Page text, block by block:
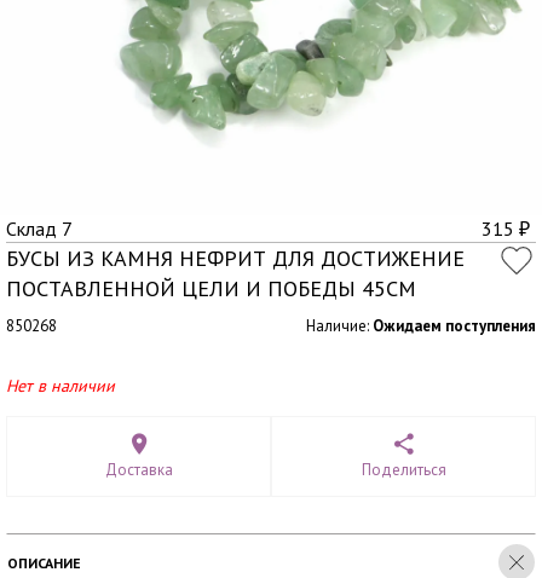
Склад 7 315 ₽
БУСЫ ИЗ КАМНЯ НЕФРИТ ДЛЯ ДОСТИЖЕНИЕ
ПОСТАВЛЕННОЙ ЦЕЛИ И ПОБЕДЫ 45СМ
850268 Наличие: Ожидаем поступления
Нет в наличии
Доставка Поделиться
ОПИСАНИЕ